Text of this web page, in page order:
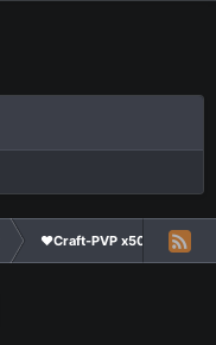
❤Craft-PVP x50★